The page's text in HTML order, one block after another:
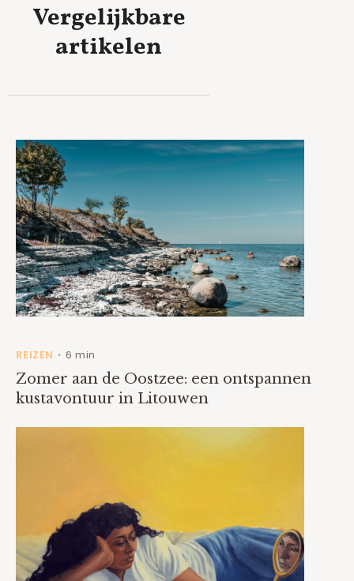
Vergelijkbare
artikelen
REIZEN •6 min
Zomer aan de Oostzee: een ontspannen
kustavontuur in Litouwen